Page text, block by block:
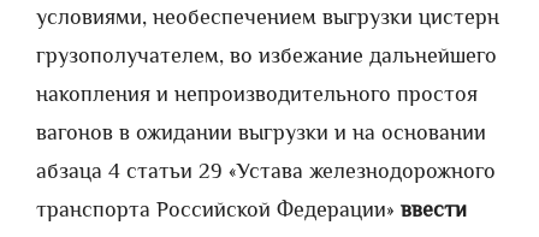
условиями, необеспечением выгрузки цистерн
грузополучателем, во избежание дальнейшего
накопления и непроизводительного простоя
вагонов в ожидании выгрузки и на основании
абзаца 4 статьи 29 «Устава железнодорожного
транспорта Российской Федерации» ввести